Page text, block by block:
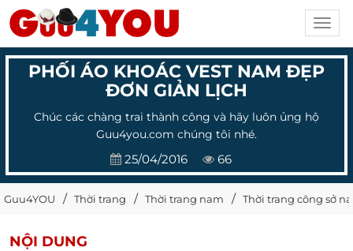
PHỐI ÁO KHOÁC VEST NAM ĐẸP
ĐƠN GIẢN LỊCH
Chúc các chàng trai thành công và hãy luôn ủng hộ
Guu4you.com chúng tôi nhé.
25/04/2016 66
Guu4YOU Thời trang Thời trang nam Thời trang công sở
NỘI DUNG